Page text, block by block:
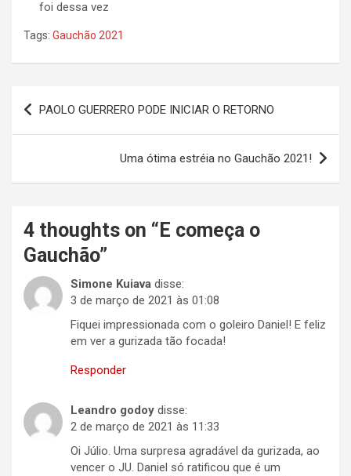
foi dessa vez
Tags: Gauchão 2021
Navegação
de
PAOLO GUERRERO PODE INICIAR O RETORNO
Uma ótima estréia no Gauchão 2021!
4 thoughts on “ E começa o
Gauchão”
Simone Kuiava disse:
3 de março de 2021 às 01:08
Fiquei impressionada com o goleiro Daniel! E feliz
em ver a gurizada tão focada!
Responder
Leandro godoy disse:
2 de março de 2021 às 11:33
Oi Júlio. Uma surpresa agradável da gurizada, ao
vencer o JU. Daniel só ratificou que é um